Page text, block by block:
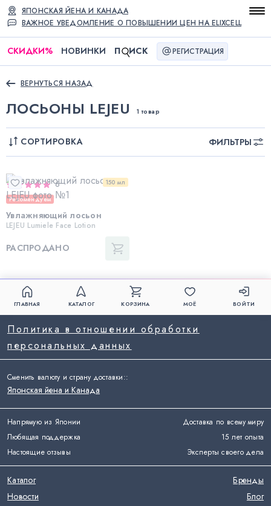
ВАЖНОЕ УВЕДОМЛЕНИЕ О ПОВЫШЕНИИ ЦЕН НА ELIXCELL
ЯПОНСКАЯ ЙЕНА И КАНАДА
СКИДКИ% НОВИНКИ П ИСК РЕГИСТРАЦИЯ
ВЕРНУТЬСЯ НАЗАД
ЛОСЬОНЫ LEJEU 1 товар
СОРТИРОВКА ФИЛЬТРЫ
150 мл
6
Рекомендуем
Увлажняющий лосьон
LEJEU Lumiele Face Lotion
РАСПРОДАНО
ГЛАВНАЯ КАТАЛОГ КОРЗИНА МОЁ ВОЙТИ
Напрямую из Японии
Доставка по всему миру
Любящая поддержка
15 лет опыта
Настоящие отзывы
Эксперты своего дела
Политика в отношении обработки
персональных данных
Каталог
Бренды
Новости
Блог
Сменить валюту и страну доставки::
Японская йена и Канада